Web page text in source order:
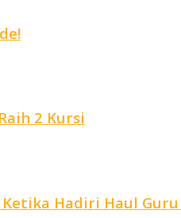
2 Kursi
Hadiri Haul